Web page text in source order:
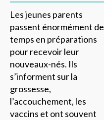
Les jeunes parents
passent énormément de
temps en préparations
pour recevoir leur
nouveaux-nés. Ils
s’informent sur la
grossesse,
l’accouchement, les
vaccins et ont souvent